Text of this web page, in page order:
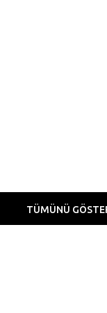
TÜMÜNÜ